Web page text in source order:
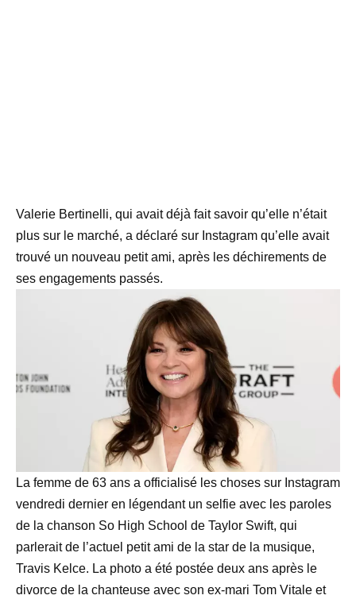
Valerie Bertinelli, qui avait déjà fait savoir qu’elle n’était
plus sur le marché, a déclaré sur Instagram qu’elle avait
trouvé un nouveau petit ami, après les déchirements de
ses engagements passés.
La femme de 63 ans a officialisé les choses sur Instagram
vendredi dernier en légendant un selfie avec les paroles
de la chanson So High School de Taylor Swift, qui
parlerait de l’actuel petit ami de la star de la musique,
Travis Kelce. La photo a été postée deux ans après le
divorce de la chanteuse avec son ex-mari Tom Vitale et